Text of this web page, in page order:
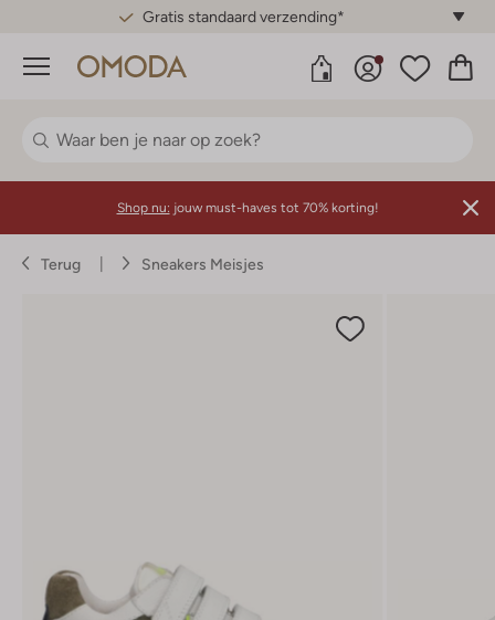
Gratis standaard verzending*
Menu
Shop nu: jouw must-haves tot 70% korting!
Terug Sneakers Meisjes